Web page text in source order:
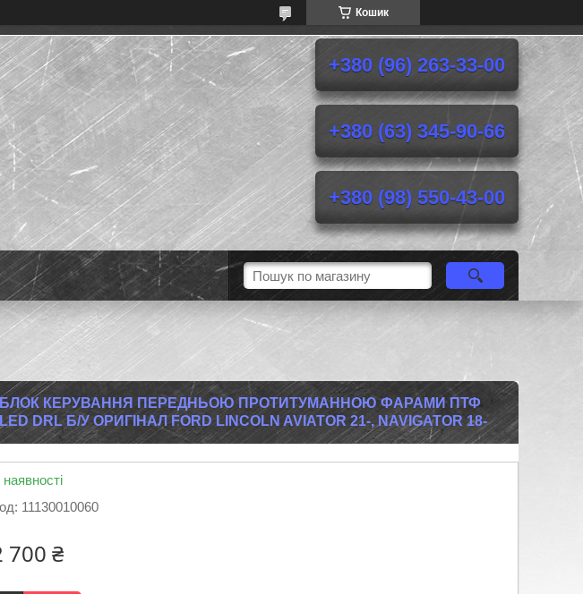
Кошик
+380 (96) 263-33-00
+380 (63) 345-90-66
+380 (98) 550-43-00
БЛОК КЕРУВАННЯ ПЕРЕДНЬОЮ ПРОТИТУМАННОЮ ФАРАМИ ПТФ
LED DRL Б/У ОРИГІНАЛ FORD LINCOLN AVIATOR 21-, NAVIGATOR 18-
11130010060
700 ₴